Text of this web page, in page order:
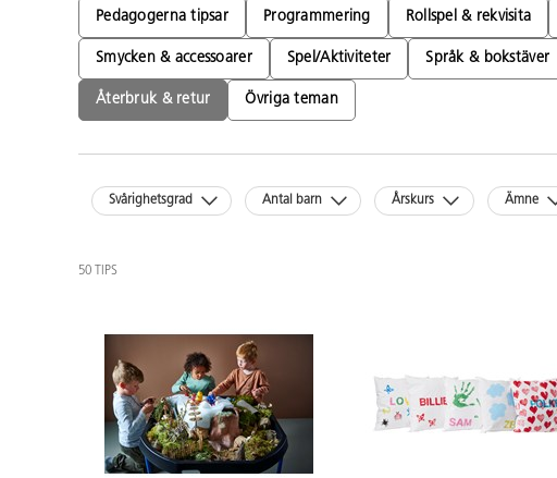
Pedagogerna tipsar Programmering Rollspel & rekvisita
Smycken & accessoarer Spel/Aktiviteter Språk & bokstäver
Återbruk & retur Övriga teman
Svårighetsgrad Antal barn Årskurs Ämne
50 TIPS